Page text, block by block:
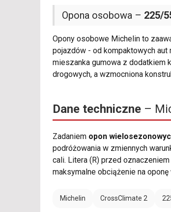
Opona osobowa – 225/
Opony osobowe Michelin to
pojazdów - od kompaktowych aut
mieszanka gumowa z dodatkiem
drogowych, a wzmocniona
Dane techniczne –
Zadaniem opon
podróżowania w zmiennych
cali. Litera (R) przed
maksymalne obciążenie na
Michelin CrossClimate 2